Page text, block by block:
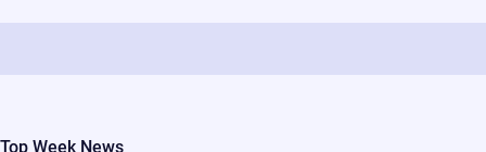
Top Week News